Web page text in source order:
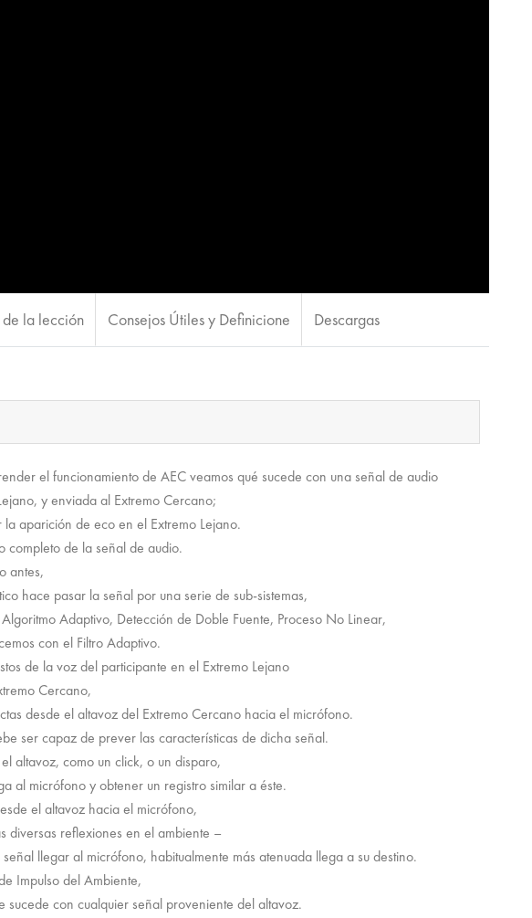
la lección Consejos Útiles y Definicione Descargas
el funcionamiento de AEC veamos qué sucede con una señal de audio
y enviada al Extremo Cercano;
aparición de eco en el Extremo Lejano.
completo de la señal de audio.
antes,
hace pasar la señal por una serie de sub-sistemas,
Adaptivo, Detección de Doble Fuente, Proceso No Linear,
con el Filtro Adaptivo.
de la voz del participante en el Extremo Lejano
Cercano,
desde el altavoz del Extremo Cercano hacia el micrófono.
ser capaz de prever las características de dicha señal.
altavoz, como un click, o un disparo,
al micrófono y obtener un registro similar a éste.
el altavoz hacia el micrófono,
diversas reflexiones en el ambiente –
llegar al micrófono, habitualmente más atenuada llega a su destino.
Impulso del Ambiente,
sucede con cualquier señal proveniente del altavoz.